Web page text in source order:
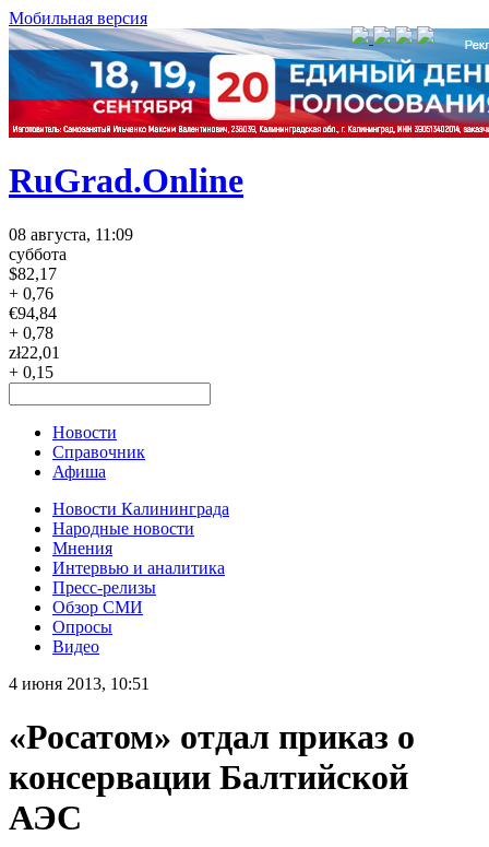
Мобильная версия
RuGrad.Online
08 августа, 11:09
суббота
$82,17
+ 0,76
€94,84
+ 0,78
zł22,01
+ 0,15
Новости
Справочник
Афиша
Новости Калининграда
Народные новости
Мнения
Интервью и аналитика
Пресс-релизы
Обзор СМИ
Опросы
Видео
4 июня 2013, 10:51
«Росатом» отдал приказ о
консервации Балтийской
АЭС